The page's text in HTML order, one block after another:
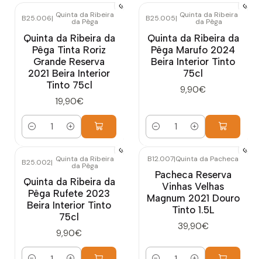
B25.006| Quinta da Ribeira
da Pêga
Quinta da Ribeira da
Pêga Tinta Roriz
Grande Reserva
2021 Beira Interior
Tinto 75cl
19,90€
Quantidade
B25.005| Quinta da Ribeira
da Pêga
Quinta da Ribeira da
Pêga Marufo 2024
Beira Interior Tinto
75cl
9,90€
Quantidade
B25.002| Quinta da Ribeira
da Pêga
Quinta da Ribeira da
Pêga Rufete 2023
Beira Interior Tinto
75cl
9,90€
B12.007|Quinta da Pacheca
Pacheca Reserva
Vinhas Velhas
Magnum 2021 Douro
Tinto 1.5L
39,90€